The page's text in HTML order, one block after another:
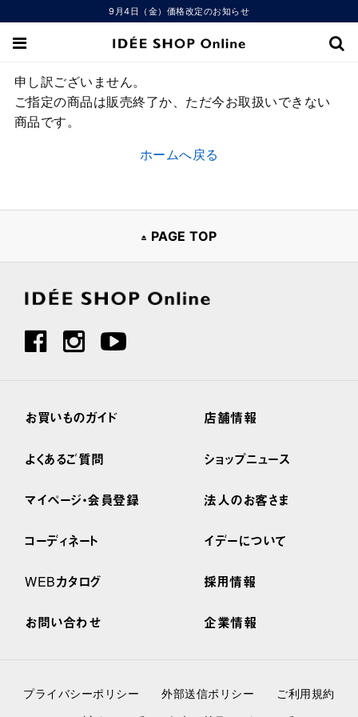
9月4日（金）価格改定のお知らせ
申し訳ございません。
ご指定の商品は販売終了か、ただ今お取扱いできない
商品です。
ホームへ戻る
PAGE TOP
お買いものガイド
よくあるご質問
マイページ・会員登録
コーディネート
WEBカタログ
お問い合わせ
店舗情報
ショップニュース
法人のお客さま
イデーについて
採用情報
企業情報
プライバシーポリシー 外部送信ポリシー
ご利用規約